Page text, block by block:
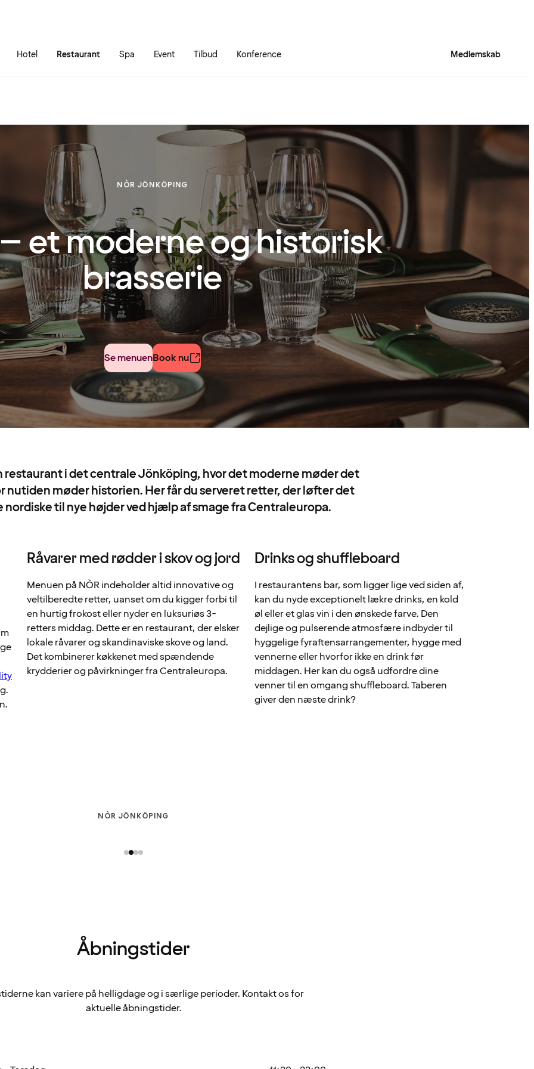
Hotel Restaurant Spa Event Tilbud Konference Medlemskab
NÒR JÖNKÖPING
et moderne og historisk
brasserie
Se menuenBook nu
restaurant i det centrale Jönköping, hvor det moderne møder det
nutiden møder historien. Her får du serveret retter, der løfter det
til nye højder ved hjælp af smage fra Centraleuropa.
Råvarer med rødder i skov og jord
Menuen på NÒR indeholder altid innovative og
veltilberedte retter, uanset om du kigger forbi til
en hurtig frokost eller nyder en luksuriøs 3-
retters middag. Dette er en restaurant, der elsker
lokale råvarer og skandinaviske skove og land.
Det kombinerer køkkenet med spændende
krydderier og påvirkninger fra Centraleuropa.
Drinks og shuffleboard
I restaurantens bar, som ligger lige ved siden af,
kan du nyde exceptionelt lækre drinks, en kold
øl eller et glas vin i den ønskede farve. Den
dejlige og pulserende atmosfære indbyder til
hyggelige fyraftensarrangementer, hygge med
vennerne eller hvorfor ikke en drink før
middagen. Her kan du også udfordre dine
venner til en omgang shuffleboard. Taberen
giver den næste drink?
NÒR JÖNKÖPING
Åbningstider
kan variere på helligdage og i særlige perioder. Kontakt os for
aktuelle åbningstider.